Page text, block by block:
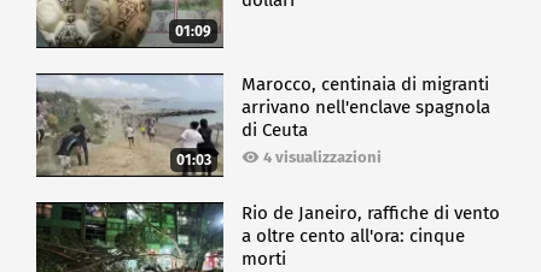
01:09
01:03
Marocco, centinaia di migranti
arrivano nell'enclave spagnola
di Ceuta
4 visualizzazioni
Rio de Janeiro, raffiche di vento
a oltre cento all'ora: cinque
morti